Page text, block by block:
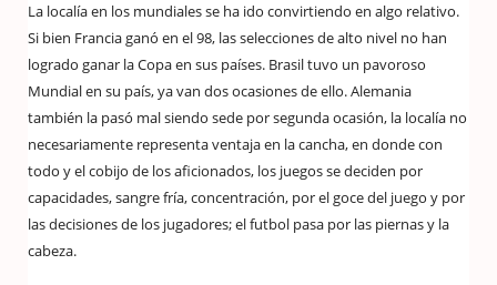
La localía en los mundiales se ha ido convirtiendo en algo relativo.
Si bien Francia ganó en el 98, las selecciones de alto nivel no han
logrado ganar la Copa en sus países. Brasil tuvo un pavoroso
Mundial en su país, ya van dos ocasiones de ello. Alemania
también la pasó mal siendo sede por segunda ocasión, la localía no
necesariamente representa ventaja en la cancha, en donde con
todo y el cobijo de los aficionados, los juegos se deciden por
capacidades, sangre fría, concentración, por el goce del juego y por
las decisiones de los jugadores; el futbol pasa por las piernas y la
cabeza.